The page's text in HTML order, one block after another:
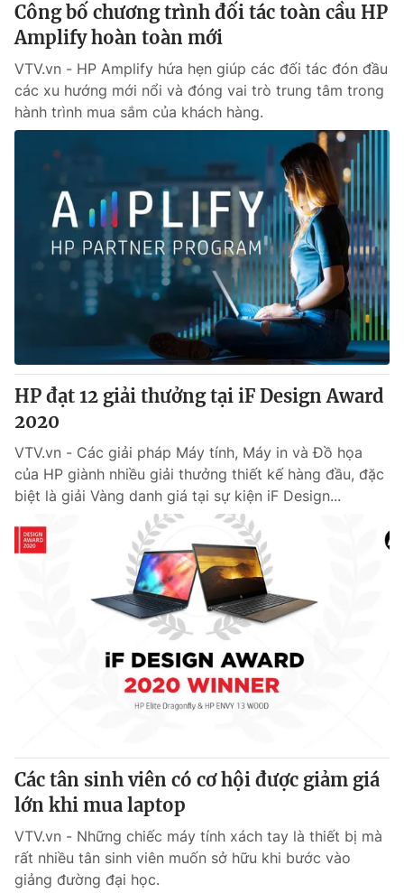
Công bố chương trình đối tác toàn cầu HP
Amplify hoàn toàn mới
VTV.vn - HP Amplify hứa hẹn giúp các đối tác đón đầu
các xu hướng mới nổi và đóng vai trò trung tâm trong
hành trình mua sắm của khách hàng.
HP đạt 12 giải thưởng tại iF Design Award
2020
VTV.vn - Các giải pháp Máy tính, Máy in và Đồ họa
của HP giành nhiều giải thưởng thiết kế hàng đầu, đặc
biệt là giải Vàng danh giá tại sự kiện iF Design...
Các tân sinh viên có cơ hội được giảm giá
lớn khi mua laptop
VTV.vn - Những chiếc máy tính xách tay là thiết bị mà
rất nhiều tân sinh viên muốn sở hữu khi bước vào
giảng đường đại học.